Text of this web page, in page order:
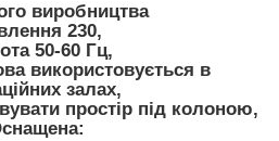
виробництва
230,
50-60 Гц,
використовується в
залах,
простір під колоною,